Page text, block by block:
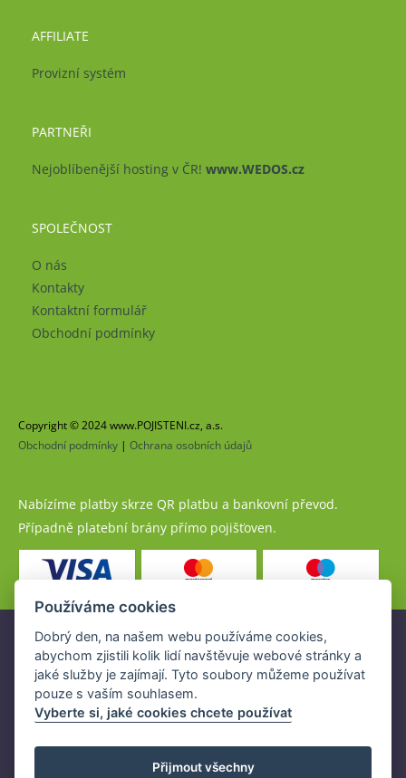
AFFILIATE
Provizní systém
PARTNEŘI
Nejoblíbenější hosting v ČR! www.WEDOS.cz
SPOLEČNOST
O nás
Kontakty
Kontaktní formulář
Obchodní podmínky
Copyright © 2024 www.POJISTENI.cz, a.s.
Obchodní podmínky | Ochrana osobních údajů
Nabízíme platby skrze QR platbu a bankovní převod.
Případně platební brány přímo pojišťoven.
Pojistné produkty jsou nabízeny společností
www.POJISTENI.cz, a.s. na základě platné licence České
národní banky (ČNB).
Licence ČNB umožňuje www.POJISTENI.cz, a.s. poskytovat
Používáme cookies
Dobrý den, na našem webu používáme cookies,
abychom zjistili kolik lidí navštěvuje webové stránky a
jaké služby je zajímají. Tyto soubory můžeme používat
pouze s vaším souhlasem.
Vyberte si, jaké cookies chcete používat
Přijmout všechny